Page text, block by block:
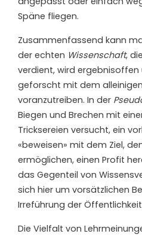
Späne fliegen.
Zusammenfassend kann
der echten Wissenschaft,
verdient, wird ergebnisoffen
geforscht mit dem
voranzutreiben. In der
Biegen und Brechen mit
Tricksereien versucht, ein
«beweisen» mit dem Ziel,
ermöglichen, einen Profit
das Gegenteil von
sich hier um vorsätzlichen
Irreführung der
Die Vielfalt von